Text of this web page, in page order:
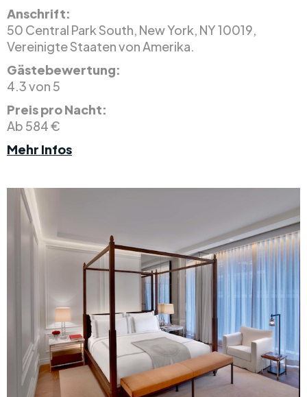
Anschrift:
50 Central Park South, New York, NY 10019,
Vereinigte Staaten von Amerika.
Gästebewertung:
4.3 von 5
Preis pro Nacht:
Ab 584 €
Mehr Infos